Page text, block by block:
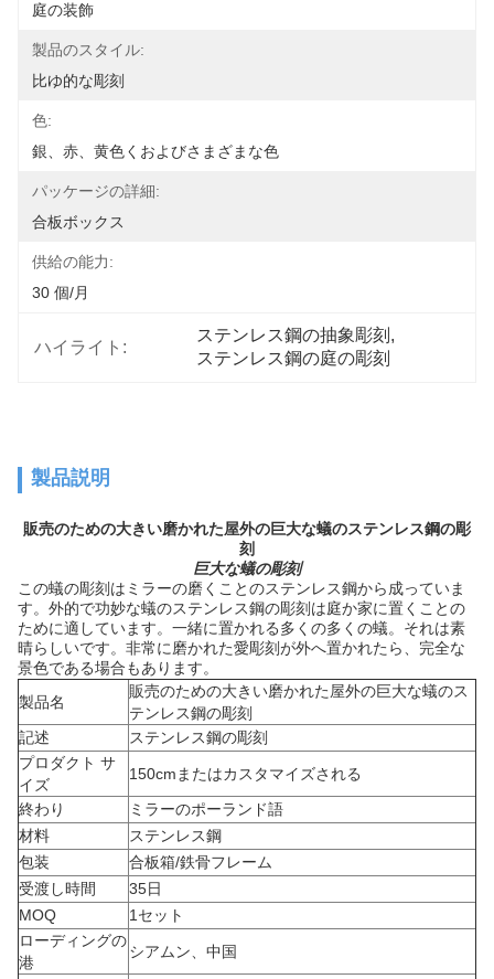
庭の装飾
製品のスタイル:
比ゆ的な彫刻
色:
銀、赤、黄色くおよびさまざまな色
パッケージの詳細:
合板ボックス
供給の能力:
30 個/月
ハイライト:
ステンレス鋼の抽象彫刻 ,
ステンレス鋼の庭の彫刻
製品説明
販売のための大きい磨かれた屋外の巨大な蟻のステンレス鋼の彫
刻
巨大な蟻の彫刻
この蟻の彫刻はミラーの磨くことのステンレス鋼から成っていま
す。外的で功妙な蟻のステンレス鋼の彫刻は庭か家に置くことの
ために適しています。一緒に置かれる多くの多くの蟻。それは素
晴らしいです。非常に磨かれた愛彫刻が外へ置かれたら、完全な
景色である場合もあります。
製品名
販売のための大きい磨かれた屋外の巨大な蟻のス
テンレス鋼の彫刻
記述
ステンレス鋼の彫刻
プロダクト サ
イズ
150cmまたはカスタマイズされる
終わり
ミラーのポーランド語
材料
ステンレス鋼
包装
合板箱/鉄骨フレーム
受渡し時間
35日
MOQ
1セット
ローディングの
港
シアムン、中国